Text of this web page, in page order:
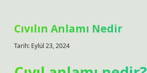
Cıvılın Anlamı Nedir
Tarih: Eylül 23, 2024